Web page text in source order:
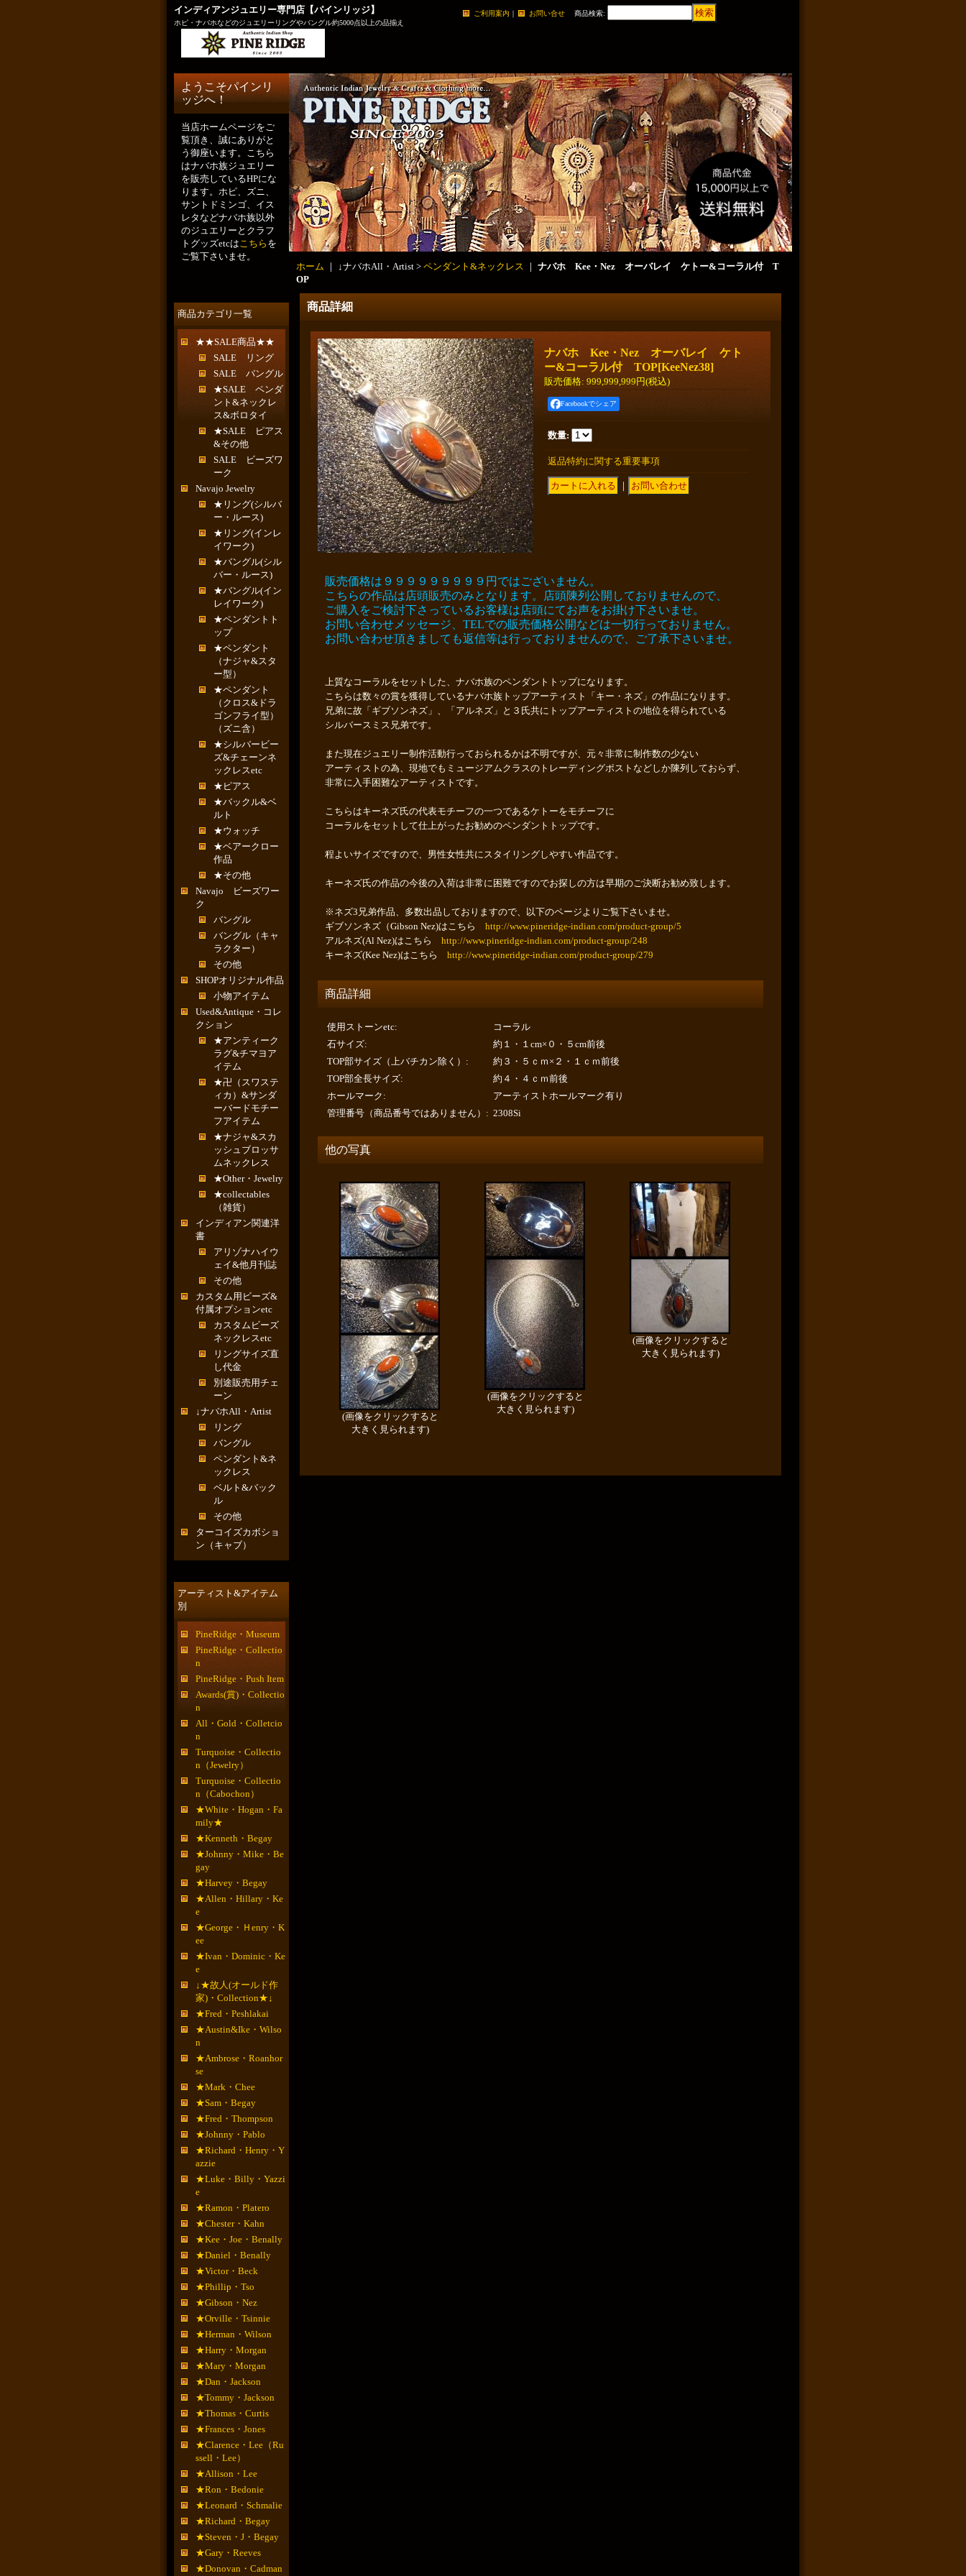
インディアンジュエリー専門店【パインリッジ】
ホピ・ナバホなどのジュエリーリングやバングル約5000点以上の品揃え
ご利用案内 ｜ お問い合せ 商品検索:
ようこそパインリ
ッジへ！
当店ホームページをご
覧頂き、誠にありがと
う御座います。こちら
はナバホ族ジュエリー
を販売しているHPにな
ります。ホピ、ズニ、
サントドミンゴ、イス
レタなどナバホ族以外
のジュエリーとクラフ
トグッズetcはこちら を
ご覧下さいませ。
商品カテゴリ一覧
★★SALE商品★★
SALE リング
SALE バングル
★SALE ペンダ
ント&ネックレ
ス&ボロタイ
★SALE ピアス
&その他
SALE ビーズワ
ーク
Navajo Jewelry
★リング(シルバ
ー・ルース)
★リング(インレ
イワーク)
★バングル(シル
バー・ルース)
★バングル(イン
レイワーク)
★ペンダントト
ップ
★ペンダント
（ナジャ&スタ
ー型）
★ペンダント
（クロス&ドラ
ゴンフライ型）
（ズニ含）
★シルバービー
ズ&チェーンネ
ックレスetc
★ピアス
★バックル&ベ
ルト
★ウォッチ
★ベアークロー
作品
★その他
Navajo ビーズワー
ク
バングル
バングル（キャ
ラクター）
その他
SHOPオリジナル作品
小物アイテム
Used&Antique・コレ
クション
★アンティーク
ラグ&チマヨア
イテム
★卍（スワステ
ィカ）&サンダ
ーバードモチー
フアイテム
★ナジャ&スカ
ッシュブロッサ
ムネックレス
★Other・Jewelry
★collectables
（雑貨）
インディアン関連洋
書
アリゾナハイウ
ェイ&他月刊誌
その他
カスタム用ビーズ&
付属オプションetc
カスタムビーズ
ネックレスetc
リングサイズ直
し代金
別途販売用チェ
ーン
↓ナバホAll・Artist
リング
バングル
ペンダント&ネ
ックレス
ベルト&バック
ル
その他
ターコイズカボショ
ン（キャブ）
アーティスト&アイテム
別
PineRidge・Museum
PineRidge・Collectio
n
PineRidge・Push Item
Awards(賞)・Collectio
n
All・Gold・Colletcio
n
Turquoise・Collectio
n（Jewelry）
Turquoise・Collectio
n（Cabochon）
★White・Hogan・Fa
mily★
★Kenneth・Begay
★Johnny・Mike・Be
gay
★Harvey・Begay
★Allen・Hillary・Ke
e
★George・Ｈenry・K
ee
★Ivan・Dominic・Ke
e
↓★故人(オールド作
家)・Collection★↓
★Fred・Peshlakai
★Austin&Ike・Wilso
n
★Ambrose・Roanhor
se
★Mark・Chee
★Sam・Begay
★Fred・Thompson
★Johnny・Pablo
★Richard・Henry・Y
azzie
★Luke・Billy・Yazzi
e
★Ramon・Platero
★Chester・Kahn
★Kee・Joe・Benally
★Daniel・Benally
★Victor・Beck
★Phillip・Tso
★Gibson・Nez
★Orville・Tsinnie
★Herman・Wilson
★Harry・Morgan
★Mary・Morgan
★Dan・Jackson
★Tommy・Jackson
★Thomas・Curtis
★Frances・Jones
★Clarence・Lee（Ru
ssell・Lee）
★Allison・Lee
★Ron・Bedonie
★Leonard・Schmalie
★Richard・Begay
★Steven・J・Begay
★Gary・Reeves
★Donovan・Cadman
ホーム ｜ ↓ナバホAll・Artist > ペンダント&ネックレス ｜ ナバホ Kee・Nez オーバレイ ケトー&コーラル付 T
OP
商品詳細
ナバホ Kee・Nez オーバレイ ケト
ー&コーラル付 TOP[KeeNez38]
販売価格: 999,999,999円(税込)
Facebookでシェア
数量:
返品特約に関する重要事項
｜
販売価格は９９９９９９９９９円ではございません。
こちらの作品は店頭販売のみとなります。店頭陳列公開しておりませんので、
ご購入をご検討下さっているお客様は店頭にてお声をお掛け下さいませ。
お問い合わせメッセージ、TELでの販売価格公開などは一切行っておりません。
お問い合わせ頂きましても返信等は行っておりませんので、ご了承下さいませ。
上質なコーラルをセットした、ナバホ族のペンダントトップになります。
こちらは数々の賞を獲得しているナバホ族トップアーティスト「キー・ネズ」の作品になります。
兄弟に故「ギブソンネズ」、「アルネズ」と３氏共にトップアーティストの地位を得られている
シルバースミス兄弟です。
また現在ジュエリー制作活動行っておられるかは不明ですが、元々非常に制作数の少ない
アーティストの為、現地でもミュージアムクラスのトレーディングポストなどしか陳列しておらず、
非常に入手困難なアーティストです。
こちらはキーネズ氏の代表モチーフの一つであるケトーをモチーフに
コーラルをセットして仕上がったお勧めのペンダントトップです。
程よいサイズですので、男性女性共にスタイリングしやすい作品です。
キーネズ氏の作品の今後の入荷は非常に困難ですのでお探しの方は早期のご決断お勧め致します。
※ネズ3兄弟作品、多数出品しておりますので、以下のページよりご覧下さいませ。
ギブソンネズ（Gibson Nez)はこちら http://www.pineridge-indian.com/product-group/5
アルネズ(Al Nez)はこちら http://www.pineridge-indian.com/product-group/248
キーネズ(Kee Nez)はこちら http://www.pineridge-indian.com/product-group/279
商品詳細
使用ストーンetc:
コーラル
石サイズ:
約１・１cm×０・５cm前後
TOP部サイズ（上バチカン除く） :
約３・５ｃｍ×２・１ｃｍ前後
TOP部全長サイズ:
約４・４ｃｍ前後
ホールマーク :
アーティストホールマーク有り
管理番号（商品番号ではありません） : 2308Si
他の写真
(画像をクリックすると
大きく見られます)
(画像をクリックすると
大きく見られます)
(画像をクリックすると
大きく見られます)